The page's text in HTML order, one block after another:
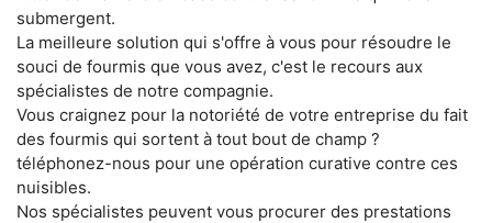
submergent.
La meilleure solution qui s'offre à vous pour résoudre le
souci de fourmis que vous avez, c'est le recours aux
spécialistes de notre compagnie.
Vous craignez pour la notoriété de votre entreprise du fait
des fourmis qui sortent à tout bout de champ ?
téléphonez-nous pour une opération curative contre ces
nuisibles.
Nos spécialistes peuvent vous procurer des prestations